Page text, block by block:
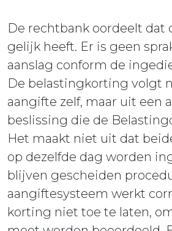
De rechtbank oordeelt dat
gelijk heeft. Er is geen
aanslag conform de
De belastingkorting volgt
aangifte zelf, maar uit een
beslissing die de
Het maakt niet uit dat
op dezelfde dag worden
blijven gescheiden
aangiftesysteem werkt
korting niet toe te laten,